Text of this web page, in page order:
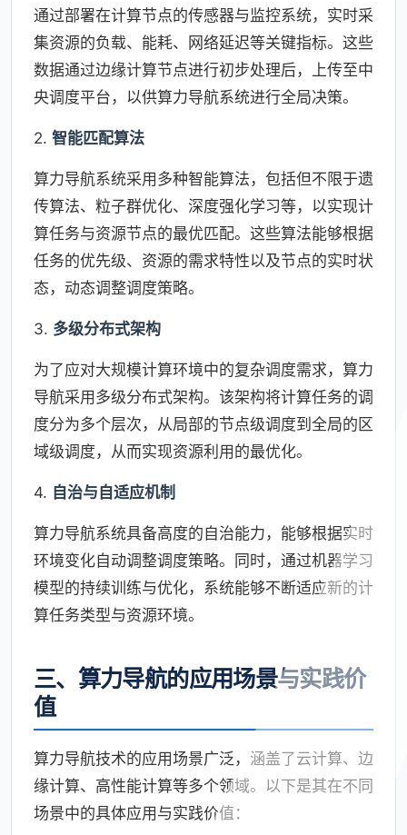
通过部署在计算节点的传感器与监控系统，实时采
集资源的负载、能耗、网络延迟等关键指标。这些
数据通过边缘计算节点进行初步处理后，上传至中
央调度平台，以供算力导航系统进行全局决策。
2. 智能匹配算法
算力导航系统采用多种智能算法，包括但不限于遗
传算法、粒子群优化、深度强化学习等，以实现计
算任务与资源节点的最优匹配。这些算法能够根据
任务的优先级、资源的需求特性以及节点的实时状
态，动态调整调度策略。
3. 多级分布式架构
为了应对大规模计算环境中的复杂调度需求，算力
导航采用多级分布式架构。该架构将计算任务的调
度分为多个层次，从局部的节点级调度到全局的区
域级调度，从而实现资源利用的最优化。
4. 自治与自适应机制
算力导航系统具备高度的自治能力，能够根据实时
环境变化自动调整调度策略。同时，通过机器学习
模型的持续训练与优化，系统能够不断适应新的计
算任务类型与资源环境。
三、算力导航的应用场景与实践价
值
算力导航技术的应用场景广泛，涵盖了云计算、边
缘计算、高性能计算等多个领域。以下是其在不同
场景中的具体应用与实践价值：